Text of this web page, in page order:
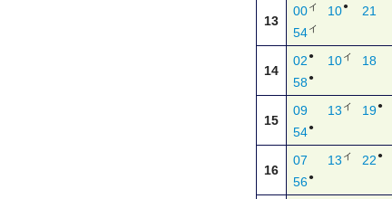
13
00イ 10● 21
54イ
14
02 ● 10イ 18
58●
15
09 13 イ 19●
54●
16
07 13 イ 22 ●
56●